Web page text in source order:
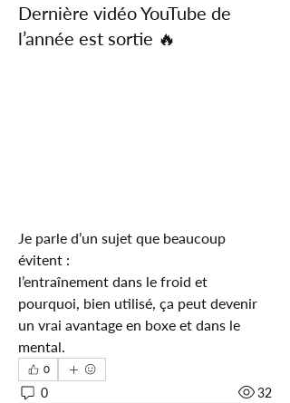
Dernière vidéo YouTube de
l’année est sortie 🔥
Je parle d’un sujet que beaucoup
évitent :
l’entraînement dans le froid et
pourquoi, bien utilisé, ça peut devenir
un vrai avantage en boxe et dans le
mental.
0
0 32